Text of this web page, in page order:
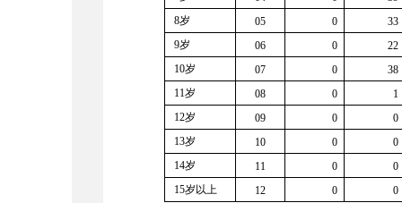
8岁
05 0
33
9岁
06 0
22
10岁
07 0
38
11岁
08 0
1
12岁
09 0
0
13岁
10 0
0
14岁
11 0
0
15岁以上
12 0 0